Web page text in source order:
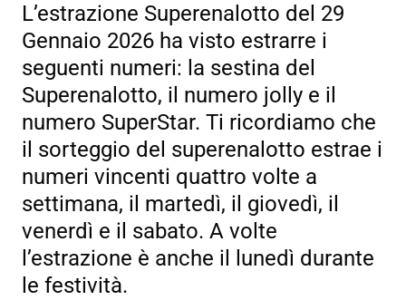
L’estrazione Superenalotto del 29
Gennaio 2026 ha visto estrarre i
seguenti numeri: la sestina del
Superenalotto, il numero jolly e il
numero SuperStar. Ti ricordiamo che
il sorteggio del superenalotto estrae i
numeri vincenti quattro volte a
settimana, il martedì, il giovedì, il
venerdì e il sabato. A volte
l’estrazione è anche il lunedì durante
le festività.